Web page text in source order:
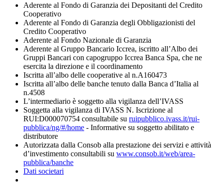
Aderente al Fondo di Garanzia dei Depositanti del Credito
Cooperativo
Aderente al Fondo di Garanzia degli Obbligazionisti del
Credito Cooperativo
Aderente al Fondo Nazionale di Garanzia
Aderente al Gruppo Bancario Iccrea, iscritto all’Albo dei
Gruppi Bancari con capogruppo Iccrea Banca Spa, che ne
esercita la direzione e il coordinamento
Iscritta all’albo delle cooperative al n.A160473
Iscritta all’albo delle banche tenuto dalla Banca d’Italia al
n.4508
L’intermediario è soggetto alla vigilanza dell’IVASS
Soggetta alla vigilanza di IVASS N. Iscrizione al
RUI:D000070754 consultabile su ruipubblico.ivass.it/rui-
pubblica/ng/#/home - Informative su soggetto abilitato e
distributore
Autorizzata dalla Consob alla prestazione dei servizi e attività
d’investimento consultabili su www.consob.it/web/area-
pubblica/banche
Dati societari